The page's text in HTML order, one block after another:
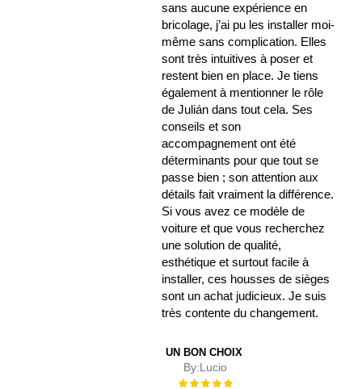
sans aucune expérience en
bricolage, j’ai pu les installer moi-
même sans complication. Elles
sont très intuitives à poser et
restent bien en place. Je tiens
également à mentionner le rôle
de Julián dans tout cela. Ses
conseils et son
accompagnement ont été
déterminants pour que tout se
passe bien ; son attention aux
détails fait vraiment la différence.
Si vous avez ce modèle de
voiture et que vous recherchez
une solution de qualité,
esthétique et surtout facile à
installer, ces housses de sièges
sont un achat judicieux. Je suis
très contente du changement.
UN BON CHOIX
By:Lucio
Évaluation :